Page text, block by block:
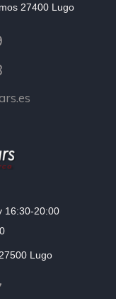
27400 Lugo
16:30-20:00
Lugo